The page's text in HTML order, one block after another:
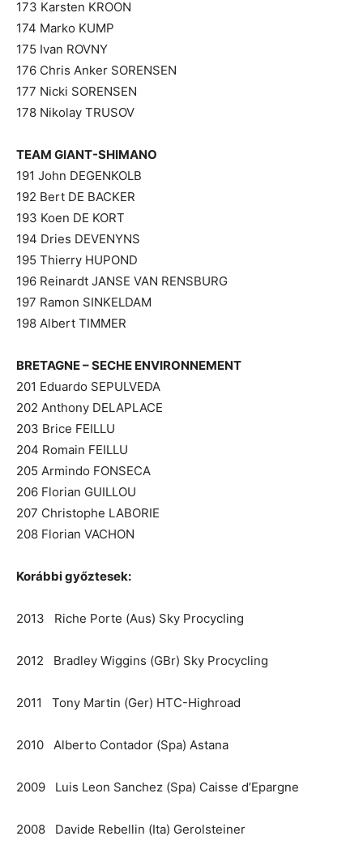
173 Karsten KROON
174 Marko KUMP
175 Ivan ROVNY
176 Chris Anker SORENSEN
177 Nicki SORENSEN
178 Nikolay TRUSOV
TEAM GIANT-SHIMANO
191 John DEGENKOLB
192 Bert DE BACKER
193 Koen DE KORT
194 Dries DEVENYNS
195 Thierry HUPOND
196 Reinardt JANSE VAN RENSBURG
197 Ramon SINKELDAM
198 Albert TIMMER
BRETAGNE – SECHE ENVIRONNEMENT
201 Eduardo SEPULVEDA
202 Anthony DELAPLACE
203 Brice FEILLU
204 Romain FEILLU
205 Armindo FONSECA
206 Florian GUILLOU
207 Christophe LABORIE
208 Florian VACHON
Korábbi győztesek:
2013 Riche Porte (Aus) Sky Procycling
2012 Bradley Wiggins (GBr) Sky Procycling
2011 Tony Martin (Ger) HTC-Highroad
2010 Alberto Contador (Spa) Astana
2009 Luis Leon Sanchez (Spa) Caisse d’Epargne
2008 Davide Rebellin (Ita) Gerolsteiner